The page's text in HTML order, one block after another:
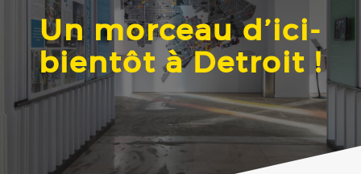
Un morceau d’ici-
bientôt à Detroit !